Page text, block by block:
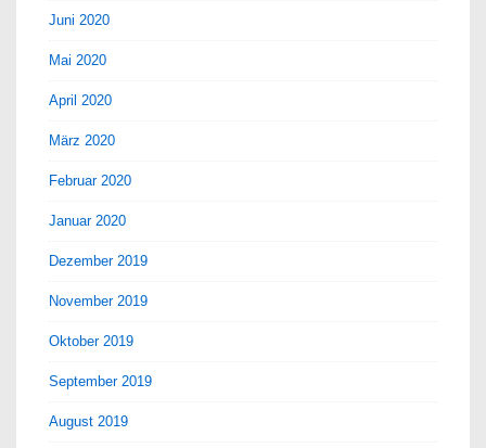
Juni 2020
Mai 2020
April 2020
März 2020
Februar 2020
Januar 2020
Dezember 2019
November 2019
Oktober 2019
September 2019
August 2019